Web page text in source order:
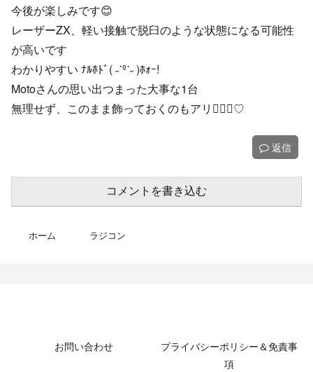
今後が楽しみです😊
レーザーZX、軽い接触で脱臼のような状態になる可能性
が高いです
わかりやすい ﾅﾙﾎﾄﾞ( ˶˙º˙˶ )ﾎｫｰ!
Motoさんの思い出つまった大事な1台
無理せず、このまま飾っておくのもアリ🙆🏻‍♀️♡
返信
コメントを書き込む
ホーム ラジコン
お問い合わせ
プライバシーポリシー＆免責事
項